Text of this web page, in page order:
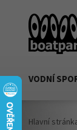
VODNÍ
Hlavní